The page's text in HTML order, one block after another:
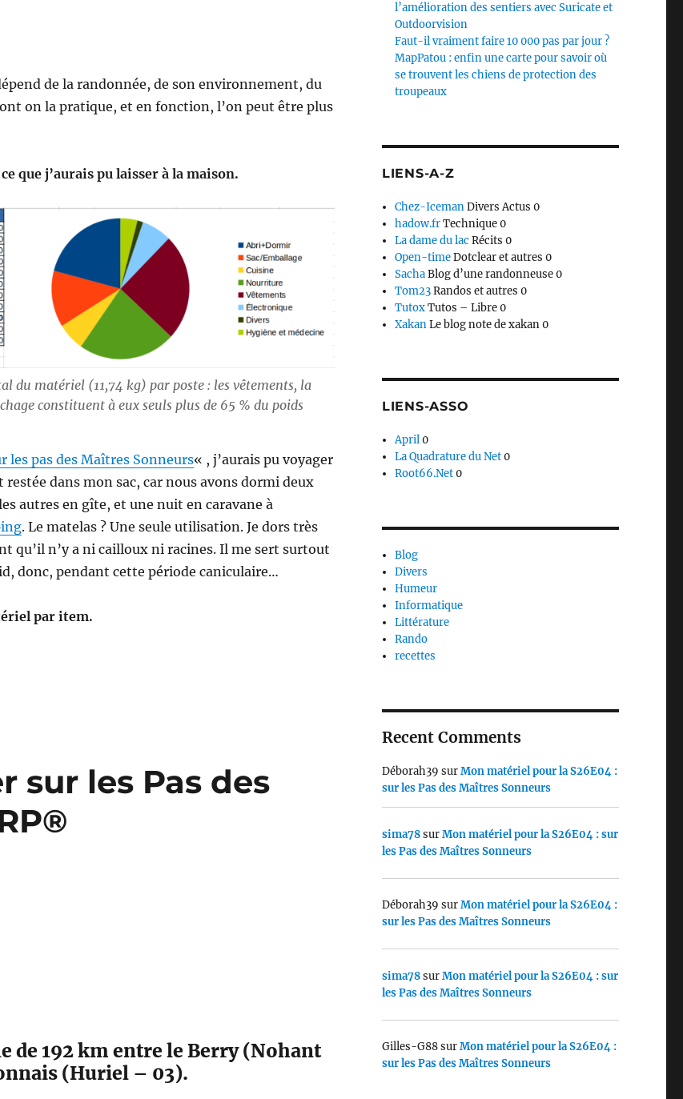
de la randonnée, de son environnement, du
on la pratique, et en fonction, l’on peut être plus
que j’aurais pu laisser à la maison.
du matériel (11,74 kg) par poste : les vêtements, la
constituent à eux seuls plus de 65 % du poids
les pas des Maîtres Sonneurs« , j’aurais pu voyager
restée dans mon sac, car nous avons dormi deux
autres en gîte, et une nuit en caravane à
. Le matelas ? Une seule utilisation. Je dors très
qu’il n’y a ni cailloux ni racines. Il me sert surtout
donc, pendant cette période caniculaire…
par item.
« Mon matériel pour la S26E04 : sur les Pas des Maîtres Sonneurs »
sur les Pas des
de 192 km entre le Berry (Nohant
(Huriel – 03).
l’amélioration des sentiers avec Suricate et
Outdoorvision
Faut-il vraiment faire 10 000 pas par jour ?
MapPatou : enfin une carte pour savoir où
se trouvent les chiens de protection des
troupeaux
LIENS-A-Z
Chez-IcemanDivers Actus 0
hadow.frTechnique 0
La dame du lac Récits 0
Open-timeDotclear et autres 0
SachaBlog d’une randonneuse 0
Tom23Randos et autres 0
TutoxTutos – Libre 0
XakanLe blog note de xakan 0
LIENS-ASSO
April0
La Quadrature du Net0
Root66.Net0
Blog
Divers
Humeur
Informatique
Littérature
Rando
recettes
Recent Comments
Déborah39 surMon matériel pour la S26E04 :
sur les Pas des Maîtres Sonneurs
sima78surMon matériel pour la S26E04 : sur
les Pas des Maîtres Sonneurs
Déborah39 surMon matériel pour la S26E04 :
sur les Pas des Maîtres Sonneurs
sima78surMon matériel pour la S26E04 : sur
les Pas des Maîtres Sonneurs
Gilles-G88surMon matériel pour la S26E04 :
sur les Pas des Maîtres Sonneurs